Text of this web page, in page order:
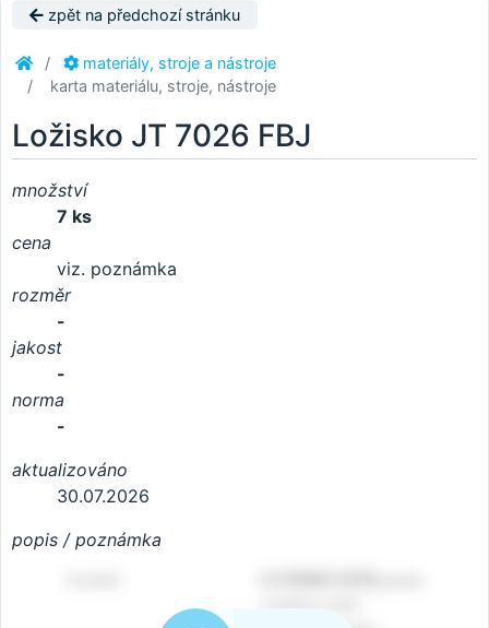
zpět na předchozí stránku
materiály, stroje a nástroje
karta materiálu, stroje, nástroje
Ložisko JT 7026 FBJ
množství
7 ks
cena
viz. poznámka
rozměr
-
jakost
-
norma
-
aktualizováno
30.07.2026
popis / poznámka